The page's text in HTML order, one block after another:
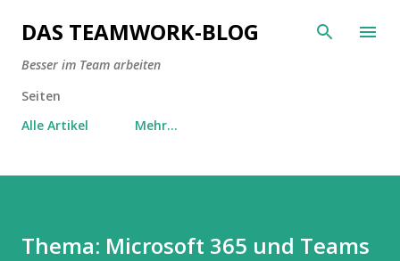
Direkt zum Hauptbereich
DAS TEAMWORK-BLOG
Besser im Team arbeiten
Seiten
Alle Artikel
Mehr…
Thema: Microsoft 365 und Teams